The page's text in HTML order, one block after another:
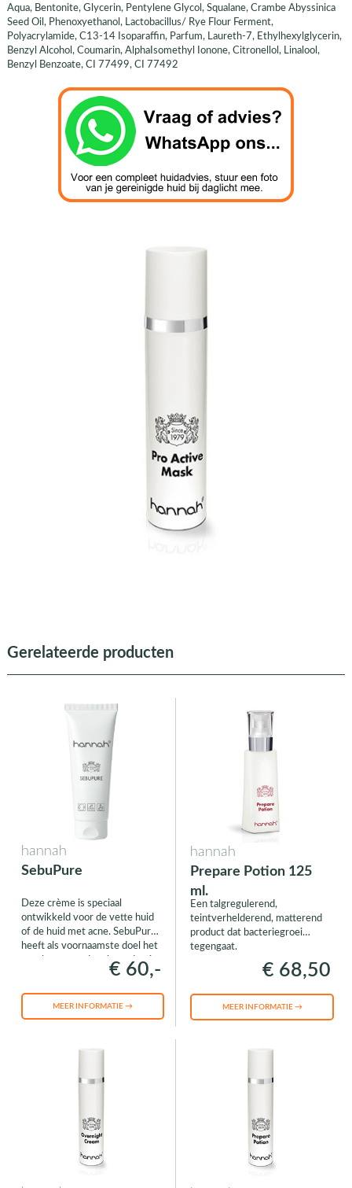
Aqua, Bentonite, Glycerin, Pentylene Glycol, Squalane, Crambe Abyssinica
Seed Oil, Phenoxyethanol, Lactobacillus/ Rye Flour Ferment,
Polyacrylamide, C13-14 Isoparaffin, Parfum, Laureth-7, Ethylhexylglycerin,
Benzyl Alcohol, Coumarin, AlphaIsomethyl Ionone, Citronellol, Linalool,
Benzyl Benzoate, CI 77499, CI 77492
Gerelateerde producten
hannah
SebuPure
Deze crème is speciaal
ontwikkeld voor de vette huid
of de huid met acne. SebuPure
heeft als voornaamste doel het
reguleren van de talgproductie
en het verminderen van€ 60,-
MEER INFORMATIE →
hannah
Prepare Potion 125
ml.
Een talgregulerend,
teintverhelderend, matterend
product dat bacteriegroei
tegengaat.
€ 68,50
MEER INFORMATIE →